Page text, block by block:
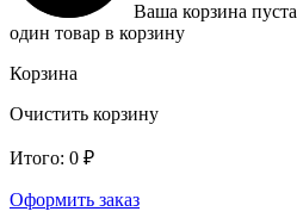
Ваша корзина пуста
один товар в корзину
Корзина
Очистить корзину
Итого: 0 ₽
Оформить заказ